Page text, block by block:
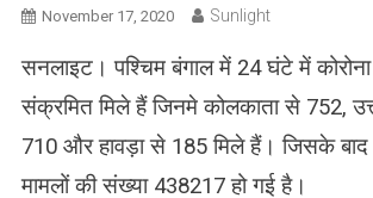
November 17, 2020 Sunlight
सनलाइट। पश्चिम बंगाल में 24 घंटे में
संक्रमित मिले हैं जिनमे कोलकाता से 752,
710 और हावड़ा से 185 मिले हैं। जिसके
मामलों की संख्या 438217 हो गई है।